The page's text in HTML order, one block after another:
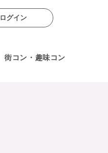
街コン・趣味コン
ログイン